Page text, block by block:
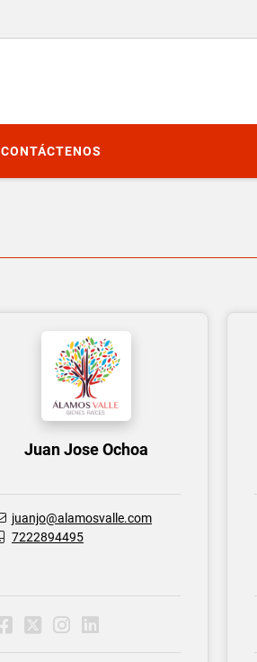
CONTÁCTENOS
Juan Jose Ochoa
juanjo@alamosvalle.com
7222894495